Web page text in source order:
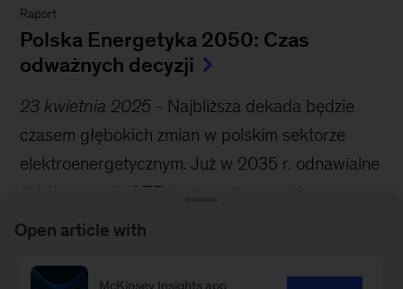
Raport
Polska Energetyka 2050: Czas
odważnych decyzji
23 kwietnia 2025 - Najbliższa dekada będzie
czasem głębokich zmian w polskim sektorze
elektroenergetycznym. Już w 2035 r. odnawialne
źródła energii (OZE) będą wytwarzać ten sam
udział energii, ile obecnie produkują elektrownie
epokowa szansa na obniżenie kosztów energii,
Open article with
McKinsey Insights app